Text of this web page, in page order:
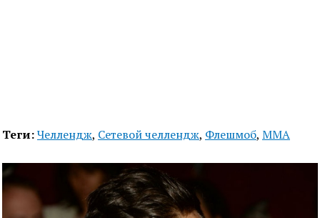
Теги:Челлендж, Сетевой челлендж, Флешмоб, MMA